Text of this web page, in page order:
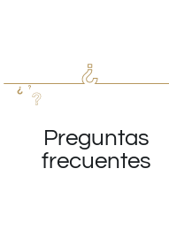
Preguntas
frecuentes